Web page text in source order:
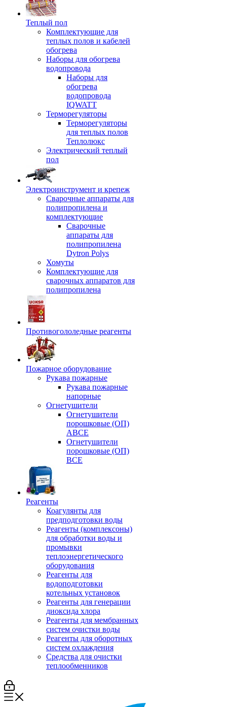
Теплый пол
Комплектующие для
теплых полов и кабелей
обогрева
Наборы для обогрева
водопровода
Наборы для
обогрева
водопровода
IQWATT
Терморегуляторы
Терморегуляторы
для теплых полов
Теплолюкс
Электрический теплый
пол
Электроинструмент и крепеж
Сварочные аппараты для
полипропилена и
комплектующие
Сварочные
аппараты для
полипропилена
Dytron Polys
Хомуты
Комплектующие для
сварочных аппаратов для
полипропилена
Противогололедные реагенты
Пожарное оборудование
Рукава пожарные
Рукава пожарные
напорные
Огнетушители
Огнетушители
порошковые (ОП)
АВСЕ
Огнетушители
порошковые (ОП)
ВСЕ
Реагенты
Коагулянты для
предподготовки воды
Реагенты (комплексоны)
для обработки воды и
промывки
теплоэнергетического
оборудования
Реагенты для
водоподготовки
котельных установок
Реагенты для генерации
диоксида хлора
Реагенты для мембранных
систем очистки воды
Реагенты для оборотных
систем охлаждения
Средства для очистки
теплообменников